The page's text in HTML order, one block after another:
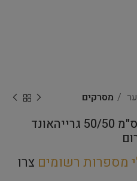
מסרקים
Show Tech – מסרק 19 ס"מ 50/50 גרייהאונד
מספרות רשומים צרו